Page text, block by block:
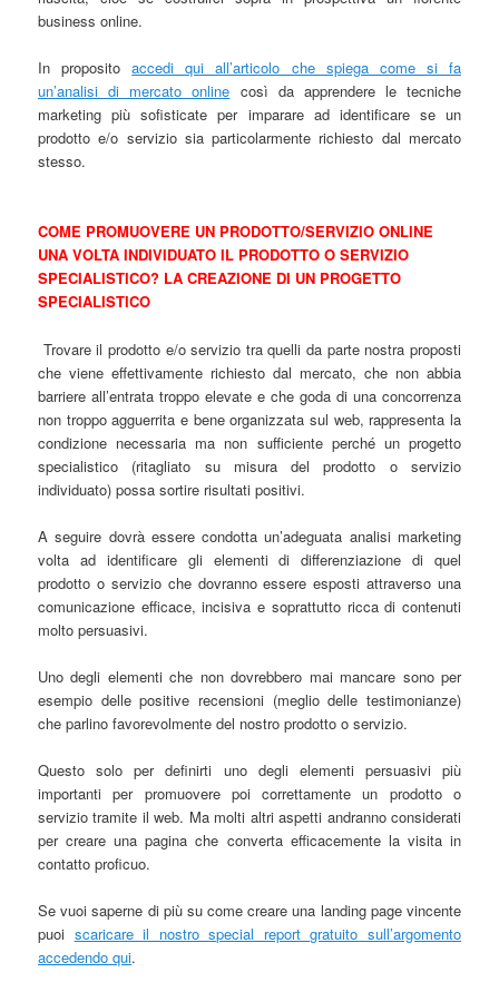
business online.
In propositoaccedi qui all’articolo che spiega come si fa
un’analisi di mercato online così da apprendere le tecniche
marketing più sofisticate per imparare ad identificare se un
prodotto e/o servizio sia particolarmente richiesto dal mercato
stesso.
COME PROMUOVERE UN PRODOTTO/SERVIZIO ONLINE
UNA VOLTA INDIVIDUATO IL PRODOTTO O SERVIZIO
SPECIALISTICO? LA CREAZIONE DI UN PROGETTO
SPECIALISTICO
Trovare il prodotto e/o servizio tra quelli da parte nostra proposti
che viene effettivamente richiesto dal mercato, che non abbia
barriere all’entrata troppo elevate e che goda di una concorrenza
non troppo agguerrita e bene organizzata sul web, rappresenta la
condizione necessaria ma non sufficiente perché un progetto
specialistico (ritagliato su misura del prodotto o servizio
individuato) possa sortire risultati positivi.
A seguire dovrà essere condotta un’adeguata analisi marketing
volta ad identificare gli elementi di differenziazione di quel
prodotto o servizio che dovranno essere esposti attraverso una
comunicazione efficace, incisiva e soprattutto ricca di contenuti
molto persuasivi.
Uno degli elementi che non dovrebbero mai mancare sono per
esempio delle positive recensioni (meglio delle testimonianze)
che parlino favorevolmente del nostro prodotto o servizio.
Questo solo per definirti uno degli elementi persuasivi più
importanti per promuovere poi correttamente un prodotto o
servizio tramite il web. Ma molti altri aspetti andranno considerati
per creare una pagina che converta efficacemente la visita in
contatto proficuo.
Se vuoi saperne di più su come creare una landing page vincente
puoi scaricare il nostro special report gratuito sull’argomento
accedendo qui.